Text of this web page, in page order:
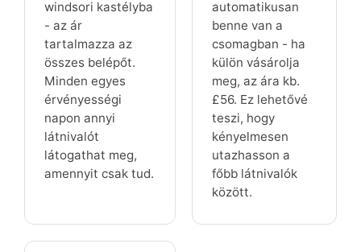
windsori kastélyba
- az ár
tartalmazza az
összes belépőt.
Minden egyes
érvényességi
napon annyi
látnivalót
látogathat meg,
amennyit csak tud.
automatikusan
benne van a
csomagban - ha
külön vásárolja
meg, az ára kb.
£56. Ez lehetővé
teszi, hogy
kényelmesen
utazhasson a
főbb látnivalók
között.